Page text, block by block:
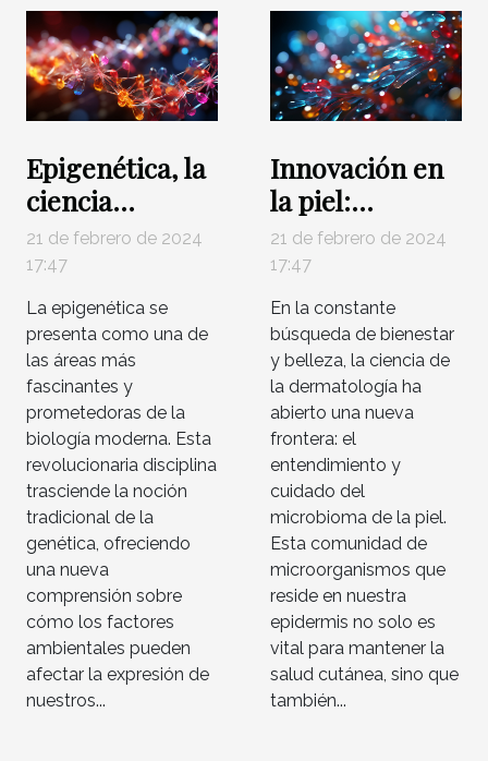
Epigenética, la
ciencia
revolucionaria
para curar
enfermedades
21 de febrero de 2024
17:47
La epigenética se
presenta como una de
las áreas más
fascinantes y
prometedoras de la
biología moderna. Esta
revolucionaria disciplina
trasciende la noción
tradicional de la
genética, ofreciendo
una nueva
comprensión sobre
cómo los factores
ambientales pueden
afectar la expresión de
nuestros...
Innovación en
la piel:
Microbioma y
probióticos
21 de febrero de 2024
17:47
En la constante
búsqueda de bienestar
y belleza, la ciencia de
la dermatología ha
abierto una nueva
frontera: el
entendimiento y
cuidado del
microbioma de la piel.
Esta comunidad de
microorganismos que
reside en nuestra
epidermis no solo es
vital para mantener la
salud cutánea, sino que
también...